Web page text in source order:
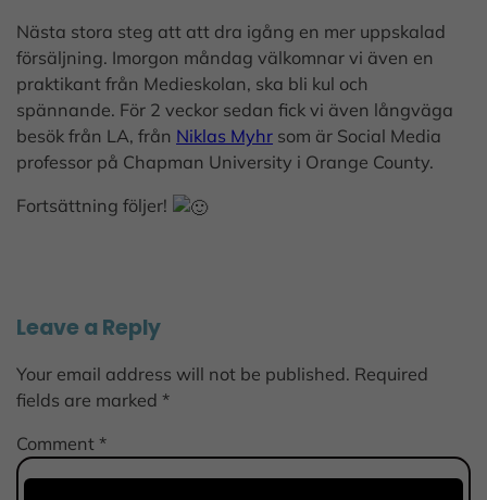
Nästa stora steg att att dra igång en mer uppskalad
försäljning. Imorgon måndag välkomnar vi även en
praktikant från Medieskolan, ska bli kul och
spännande. För 2 veckor sedan fick vi även långväga
besök från LA, från Niklas Myhr som är Social Media
professor på Chapman University i Orange County.
Fortsättning följer!
Leave a Reply
Your email address will not be published. Required
fields are marked *
Comment *